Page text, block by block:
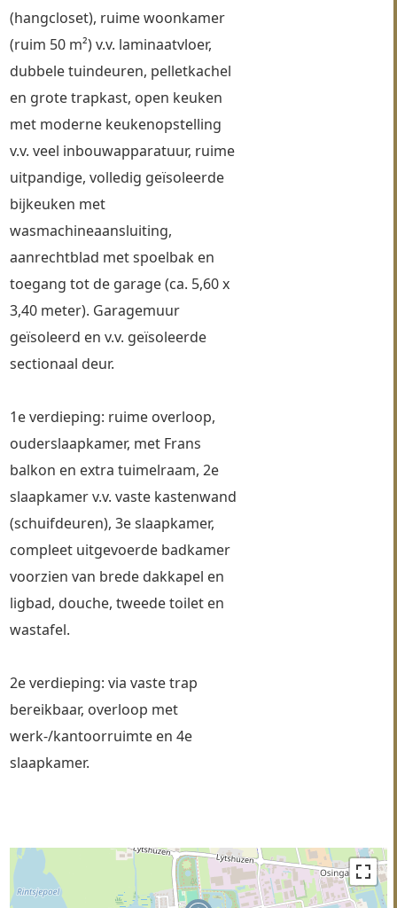
(hangcloset), ruime woonkamer
(ruim 50 m²) v.v. laminaatvloer,
dubbele tuindeuren, pelletkachel
en grote trapkast, open keuken
met moderne keukenopstelling
v.v. veel inbouwapparatuur, ruime
uitpandige, volledig geïsoleerde
bijkeuken met
wasmachineaansluiting,
aanrechtblad met spoelbak en
toegang tot de garage (ca. 5,60 x
3,40 meter). Garagemuur
geïsoleerd en v.v. geïsoleerde
sectionaal deur.
1e verdieping: ruime overloop,
ouderslaapkamer, met Frans
balkon en extra tuimelraam, 2e
slaapkamer v.v. vaste kastenwand
(schuifdeuren), 3e slaapkamer,
compleet uitgevoerde badkamer
voorzien van brede dakkapel en
ligbad, douche, tweede toilet en
wastafel.
2e verdieping: via vaste trap
bereikbaar, overloop met
werk-/kantoorruimte en 4e
slaapkamer.